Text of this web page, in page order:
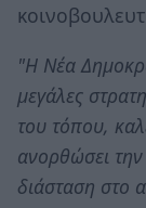
"Η Νέα
μεγάλες
του τόπου,
ανορθώσει
διάσταση στο